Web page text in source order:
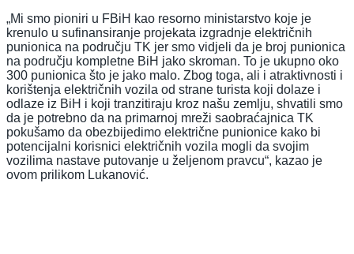
„Mi smo pioniri u FBiH kao resorno ministarstvo koje je
krenulo u sufinansiranje projekata izgradnje električnih
punionica na području TK jer smo vidjeli da je broj punionica
na području kompletne BiH jako skroman. To je ukupno oko
300 punionica što je jako malo. Zbog toga, ali i atraktivnosti i
korištenja električnih vozila od strane turista koji dolaze i
odlaze iz BiH i koji tranzitiraju kroz našu zemlju, shvatili smo
da je potrebno da na primarnoj mreži saobraćajnica TK
pokušamo da obezbijedimo električne punionice kako bi
potencijalni korisnici električnih vozila mogli da svojim
vozilima nastave putovanje u željenom pravcu“, kazao je
ovom prilikom Lukanović.